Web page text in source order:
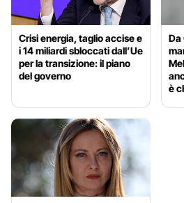
Crisi energia, taglio accise e
i 14 miliardi sbloccati dall’Ue
per la transizione: il piano
del governo
Da
è